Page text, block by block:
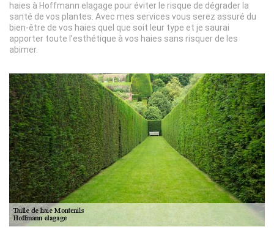
haies à Hoffmann elagage pour éviter le risque de dégrader la
santé de vos plantes. Avec mes services vous serez assuré du
bien-être de vos haies quel que soit leur type et je saurai
apporter toute l’esthétique à vos haies sans risquer de les
abimer.